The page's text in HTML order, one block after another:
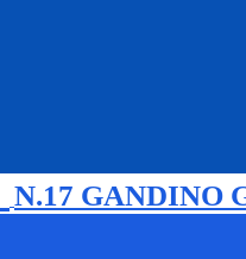
N.17 GANDINO